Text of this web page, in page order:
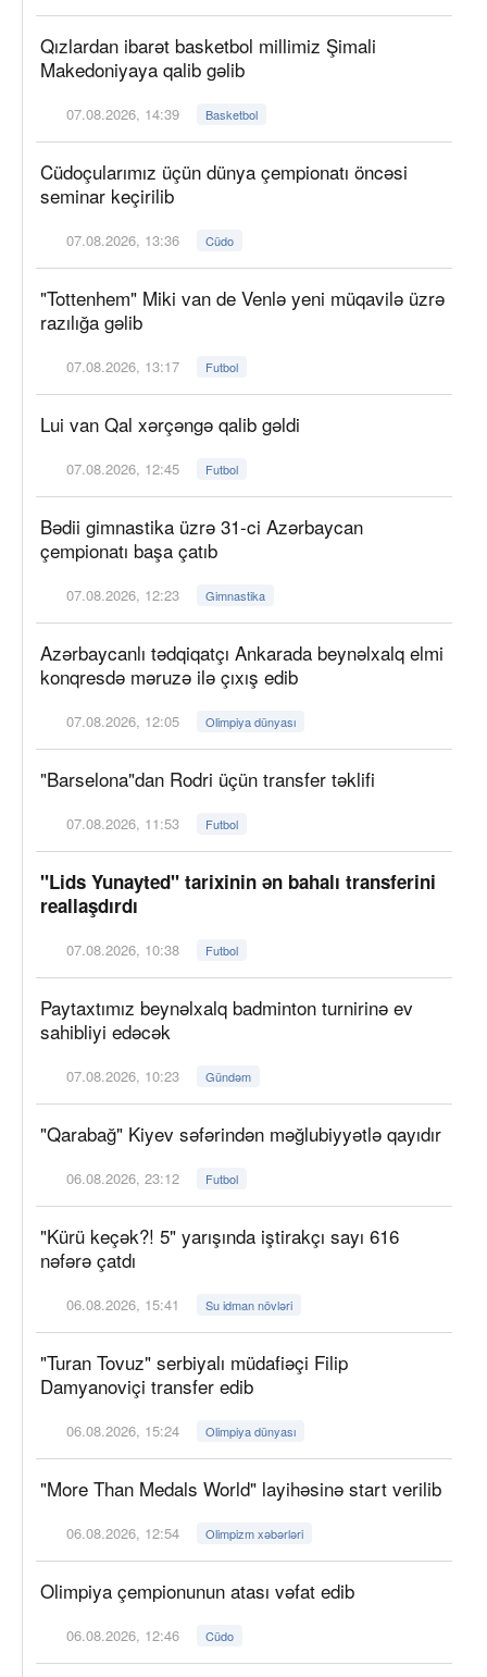
Qızlardan ibarət basketbol millimiz Şimali
Makedoniyaya qalib gəlib
07.08.2026, 14:39 Basketbol
Cüdoçularımız üçün dünya çempionatı öncəsi
seminar keçirilib
07.08.2026, 13:36 Cüdo
"Tottenhem" Miki van de Venlə yeni müqavilə üzrə
razılığa gəlib
07.08.2026, 13:17 Futbol
Lui van Qal xərçəngə qalib gəldi
07.08.2026, 12:45 Futbol
Bədii gimnastika üzrə 31-ci Azərbaycan
çempionatı başa çatıb
07.08.2026, 12:23 Gimnastika
Azərbaycanlı tədqiqatçı Ankarada beynəlxalq elmi
konqresdə məruzə ilə çıxış edib
07.08.2026, 12:05 Olimpiya dünyası
"Barselona"dan Rodri üçün transfer təklifi
07.08.2026, 11:53 Futbol
"Lids Yunayted" tarixinin ən bahalı transferini
reallaşdırdı
07.08.2026, 10:38 Futbol
Paytaxtımız beynəlxalq badminton turnirinə ev
sahibliyi edəcək
07.08.2026, 10:23 Gündəm
"Qarabağ" Kiyev səfərindən məğlubiyyətlə qayıdır
06.08.2026, 23:12 Futbol
"Kürü keçək?! 5" yarışında iştirakçı sayı 616
nəfərə çatdı
06.08.2026, 15:41 Su idman növləri
"Turan Tovuz" serbiyalı müdafiəçi Filip
Damyanoviçi transfer edib
06.08.2026, 15:24 Olimpiya dünyası
"More Than Medals World" layihəsinə start verilib
06.08.2026, 12:54 Olimpizm xəbərləri
Olimpiya çempionunun atası vəfat edib
06.08.2026, 12:46 Cüdo